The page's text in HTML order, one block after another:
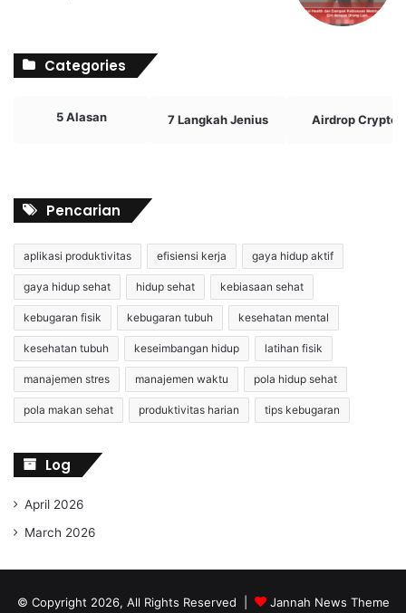
Categories
5 Alasan 7 Langkah Jenius Airdrop Crypto
Pencarian
aplikasi produktivitas efisiensi kerja gaya hidup aktif
gaya hidup sehat hidup sehat kebiasaan sehat
kebugaran fisik kebugaran tubuh kesehatan mental
kesehatan tubuh keseimbangan hidup latihan fisik
manajemen stres manajemen waktu pola hidup sehat
pola makan sehat produktivitas harian tips kebugaran
Log
April 2026
March 2026
© Copyright 2026, All Rights Reserved | Jannah News Theme